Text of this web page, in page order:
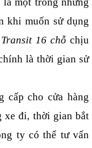
khi muốn sử dụng
16 chỗ chịu
là thời gian sử
cấp cho cửa hàng
xe đi, thời gian bắt
ty có thể tư vấn